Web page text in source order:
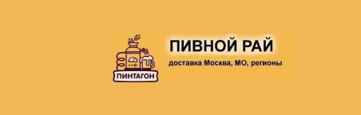
Перейти
к
навигации
Перейти
к
содержимому